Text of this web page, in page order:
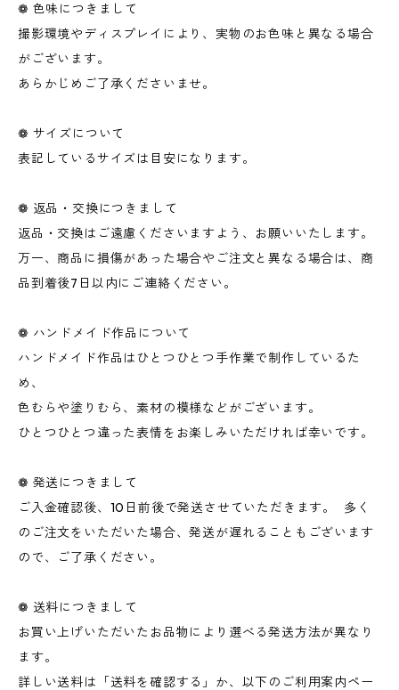
❁ 色味につきまして
撮影環境やディスプレイにより、実物のお色味と異なる場合
がございます。
あらかじめご了承くださいませ。
❁ サイズについて
表記しているサイズは目安になります。
❁ 返品・交換につきまして
返品・交換はご遠慮くださいますよう、お願いいたします。
万一、商品に損傷があった場合やご注文と異なる場合は、商
品到着後7日以内にご連絡ください。
❁ ハンドメイド作品について
ハンドメイド作品はひとつひとつ手作業で制作しているた
め、
色むらや塗りむら、素材の模様などがございます。
ひとつひとつ違った表情をお楽しみいただければ幸いです。
❁ 発送につきまして
ご入金確認後、10日前後で発送させていただきます。 多く
のご注文をいただいた場合、発送が遅れることもございます
ので、ご了承ください。
❁ 送料につきまして
お買い上げいただいたお品物により選べる発送方法が異なり
ます。
詳しい送料は「送料を確認する」か、以下のご利用案内ペー